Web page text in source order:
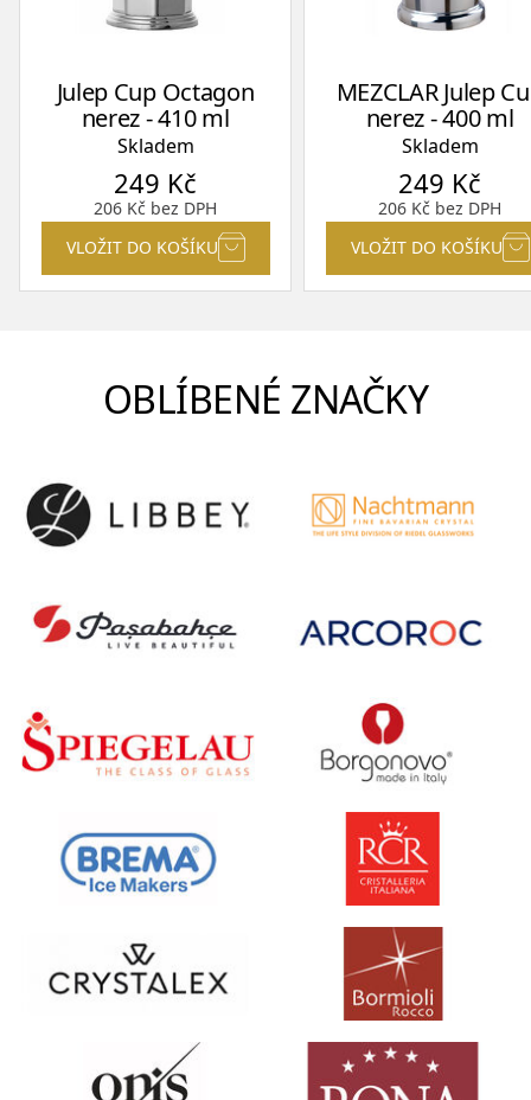
Julep Cup Octagon
nerez - 410 ml
Skladem
249 Kč
206 Kč bez DPH
VLOŽIT DO KOŠÍKU
MEZCLAR Julep
nerez - 400 ml
Skladem
249 Kč
206 Kč bez DPH
VLOŽIT DO KOŠÍKU
OBLÍBENÉ ZNAČKY